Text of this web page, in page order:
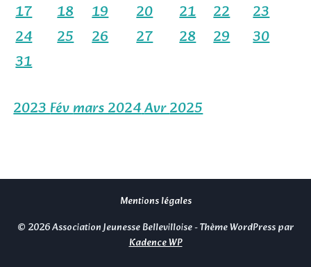
17
18 19 20 21 22
23
24
25 26 27 28 29
30
31
2023Févmars 2024Avr2025
Mentions légales
© 2026 Association Jeunesse Bellevilloise - Thème WordPress par
Kadence WP